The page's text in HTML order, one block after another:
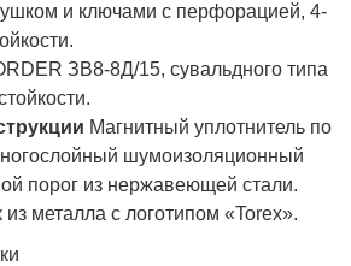
и ключами с перфорацией, 4-
ЗВ8-8Д/15, сувальдного типа
Магнитный уплотнитель по
шумоизоляционный
порог из нержавеющей стали.
металла с логотипом «Torex».